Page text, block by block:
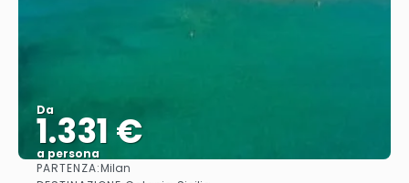
Da
1.331 €
a persona
Vedere
PARTENZA:Milan